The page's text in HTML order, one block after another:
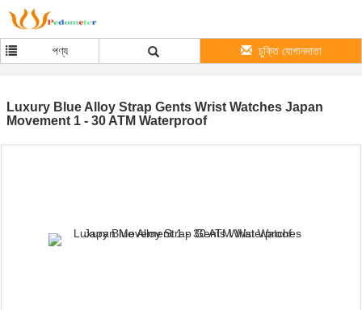
পণ্য চুক্তি যোগানদাতা
Luxury Blue Alloy Strap Gents Wrist Watches Japan
Movement 1 - 30 ATM Waterproof